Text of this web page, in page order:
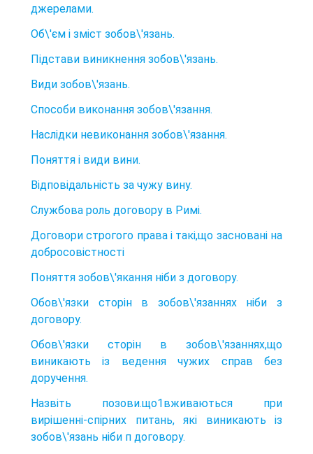
джерелами.
Об\'єм і зміст зобов\'язань.
Підстави виникнення зобов\'язань.
Види зобов\'язань.
Способи виконання зобов\'язання.
Наслідки невиконання зобов\'язання.
Поняття і види вини.
Відповідальність за чужу вину.
Службова роль договору в Римі.
Договори строгого права і такі,що засновані на
добросовістності
Поняття зобов\'якання ніби з договору.
Обов\'язки сторін в зобов\'язаннях ніби з
договору.
Обов\'язки сторін в зобов\'язаннях,що
виникають із ведення чужих справ без
доручення.
Назвіть позови.що1вживаються при
вирішенні-спірних пи­тань, які виникають із
зобов\'язань ніби п договору.